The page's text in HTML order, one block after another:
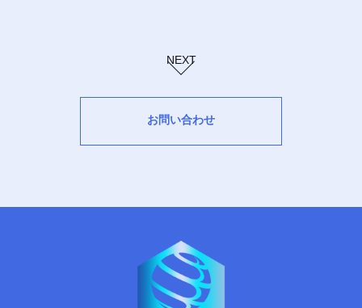
NEXT
お問い合わせ